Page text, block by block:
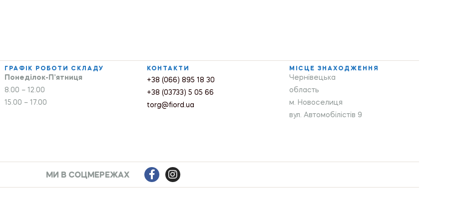
ГРАФІК РОБОТИ СКЛАДУ
Понеділок-П’ятниця
8.00 – 12.00
15.00 – 17.00
КОНТАКТИ
+38 (066) 895 18 30
+38 (03733) 5 05 66
torg@fiord.ua
МІСЦЕ ЗНАХОДЖЕННЯ
Чернівецька
область
м. Новоселиця
вул. Автомобілістів 9
МИ В СОЦМЕРЕЖАХ